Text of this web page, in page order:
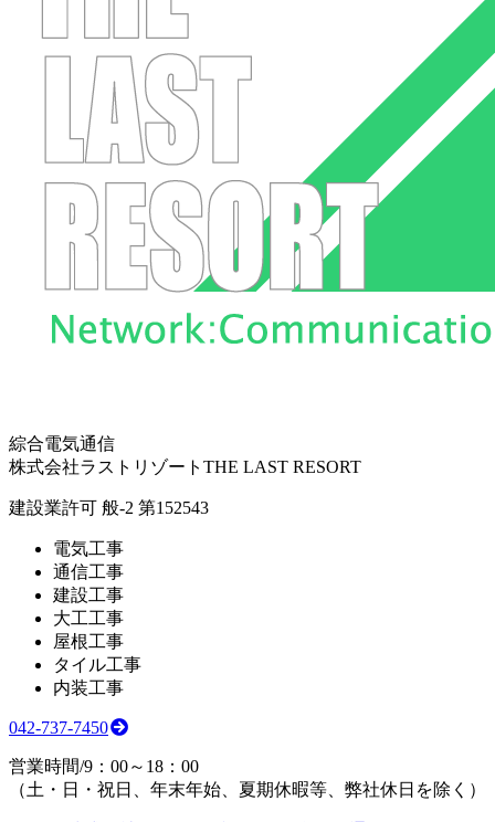
綜合電気通信
株式会社ラストリゾート THE LAST RESORT
建設業許可 般-2 第152543
電気工事
通信工事
建設工事
大工工事
屋根工事
タイル工事
内装工事
042-737-7450
営業時間/9：00～18：00
（土・日・祝日、年末年始、夏期休暇等、弊社休日を除く）